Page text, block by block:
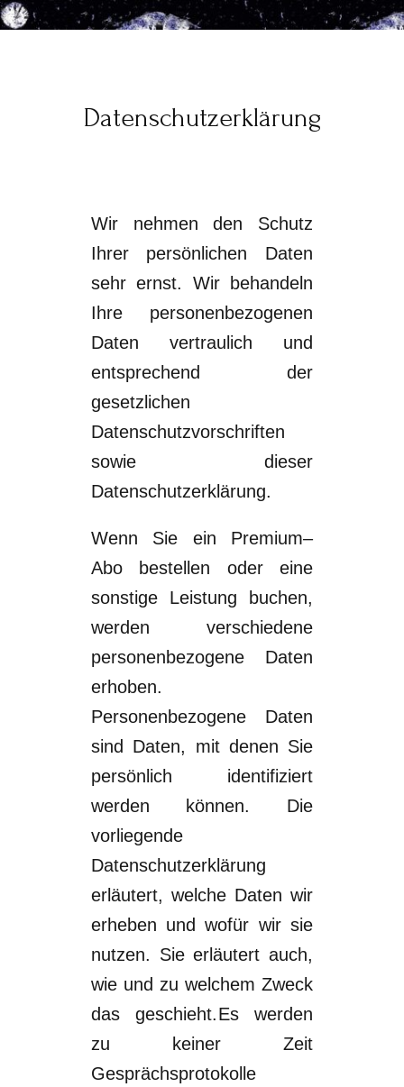
Datenschutzerklärung
Wir nehmen den Schutz
Ihrer persönlichen Daten
sehr ernst. Wir behandeln
Ihre personenbezogenen
Daten vertraulich und
entsprechend der
gesetzlichen
Datenschutzvorschriften
sowie dieser
Datenschutzerklärung.
Wenn Sie ein Premium–
Abo bestellen oder eine
sonstige Leistung buchen,
werdenverschiedene
personenbezogene Daten
erhoben.
Personenbezogene Daten
sind Daten, mit denen Sie
persönlich identifiziert
werden können. Die
vorliegende
Datenschutzerklärung
erläutert, welche Daten wir
erheben und wofür wir sie
nutzen. Sie erläutert auch,
wie und zu welchem Zweck
das geschieht.Es werden
zu keiner Zeit
Gesprächsprotokolle